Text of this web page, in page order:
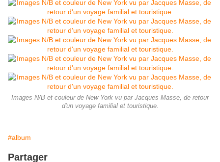
Images N/B et couleur de New York vu par Jacques Masse, de retour
d'un voyage familial et touristique.
#album
Partager